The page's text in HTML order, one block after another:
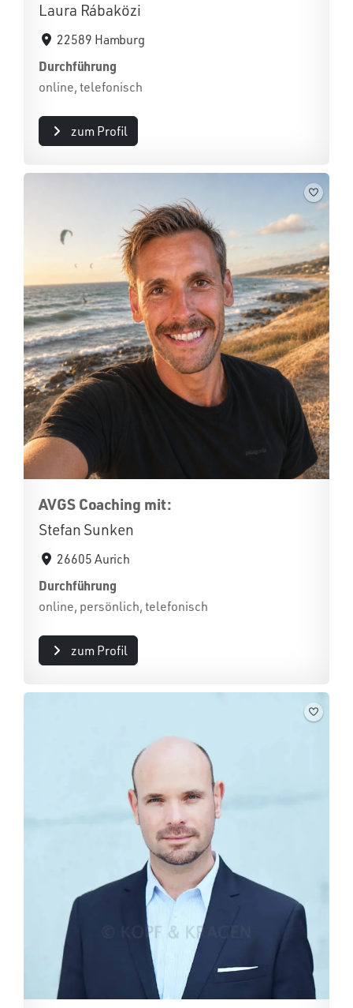
Laura Rábaközi
22589 Hamburg
Durchführung
online, telefonisch
zum Profil
AVGS Coaching mit:
Stefan Sunken
26605 Aurich
Durchführung
online, persönlich, telefonisch
zum Profil